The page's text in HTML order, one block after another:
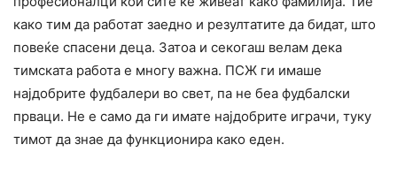
како тим да работат заедно и резултатите да бидат, што
повеќе спасени деца. Затоа и секогаш велам дека
тимската работа е многу важна. ПСЖ ги имаше
најдобрите фудбалери во свет, па не беа фудбалски
прваци. Не е само да ги имате најдобрите играчи, туку
тимот да знае да функционира како еден.